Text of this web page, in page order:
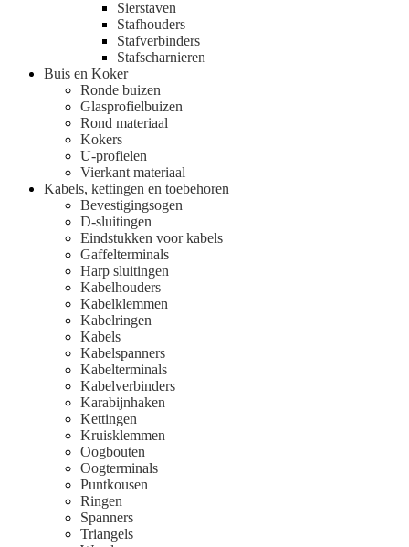
Sierstaven
Stafhouders
Stafverbinders
Stafscharnieren
Buis en Koker
Ronde buizen
Glasprofielbuizen
Rond materiaal
Kokers
U-profielen
Vierkant materiaal
Kabels, kettingen en toebehoren
Bevestigingsogen
D-sluitingen
Eindstukken voor kabels
Gaffelterminals
Harp sluitingen
Kabelhouders
Kabelklemmen
Kabelringen
Kabels
Kabelspanners
Kabelterminals
Kabelverbinders
Karabijnhaken
Kettingen
Kruisklemmen
Oogbouten
Oogterminals
Puntkousen
Ringen
Spanners
Triangels